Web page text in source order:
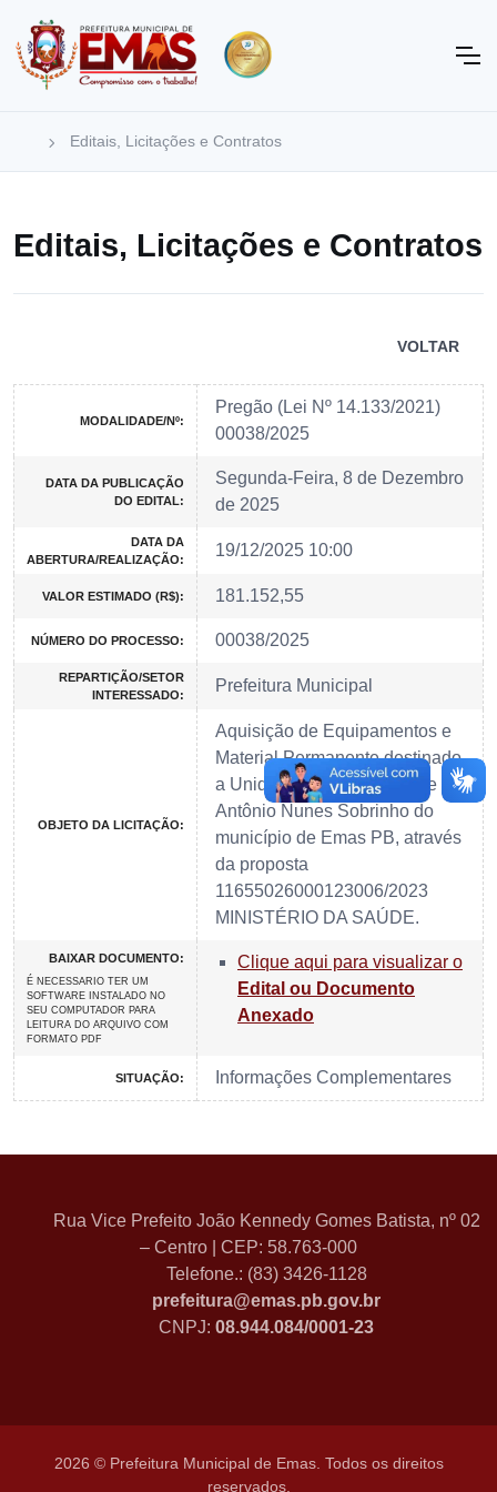
Editais, Licitações e Contratos
Editais, Licitações e Contratos
VOLTAR
MODALIDADE/Nº:
Pregão (Lei Nº 14.133/2021)
00038/2025
DATA DA PUBLICAÇÃO
DO EDITAL:
Segunda-Feira, 8 de Dezembro
de 2025
DATA DA
ABERTURA/REALIZAÇÃO:
19/12/2025 10:00
VALOR ESTIMADO (R$): 181.152,55
NÚMERO DO PROCESSO: 00038/2025
REPARTIÇÃO/SETOR
INTERESSADO:
Prefeitura Municipal
OBJETO DA LICITAÇÃO:
Aquisição de Equipamentos e
Material Permanente destinado
a Unidade Básica de Saúde
Antônio Nunes Sobrinho do
município de Emas PB, através
da proposta
11655026000123006/2023
MINISTÉRIO DA SAÚDE.
BAIXAR DOCUMENTO:
É NECESSARIO TER UM
SOFTWARE INSTALADO NO
SEU COMPUTADOR PARA
LEITURA DO ARQUIVO COM
FORMATO PDF
Clique aqui para visualizar o
Edital ou Documento
Anexado
SITUAÇÃO: Informações Complementares
Rua Vice Prefeito João Kennedy Gomes Batista, nº 02
– Centro | CEP: 58.763-000
Telefone.: (83) 3426-1128
prefeitura@emas.pb.gov.br
CNPJ: 08.944.084/0001-23
2026 © Prefeitura Municipal de Emas. Todos os direitos
reservados.